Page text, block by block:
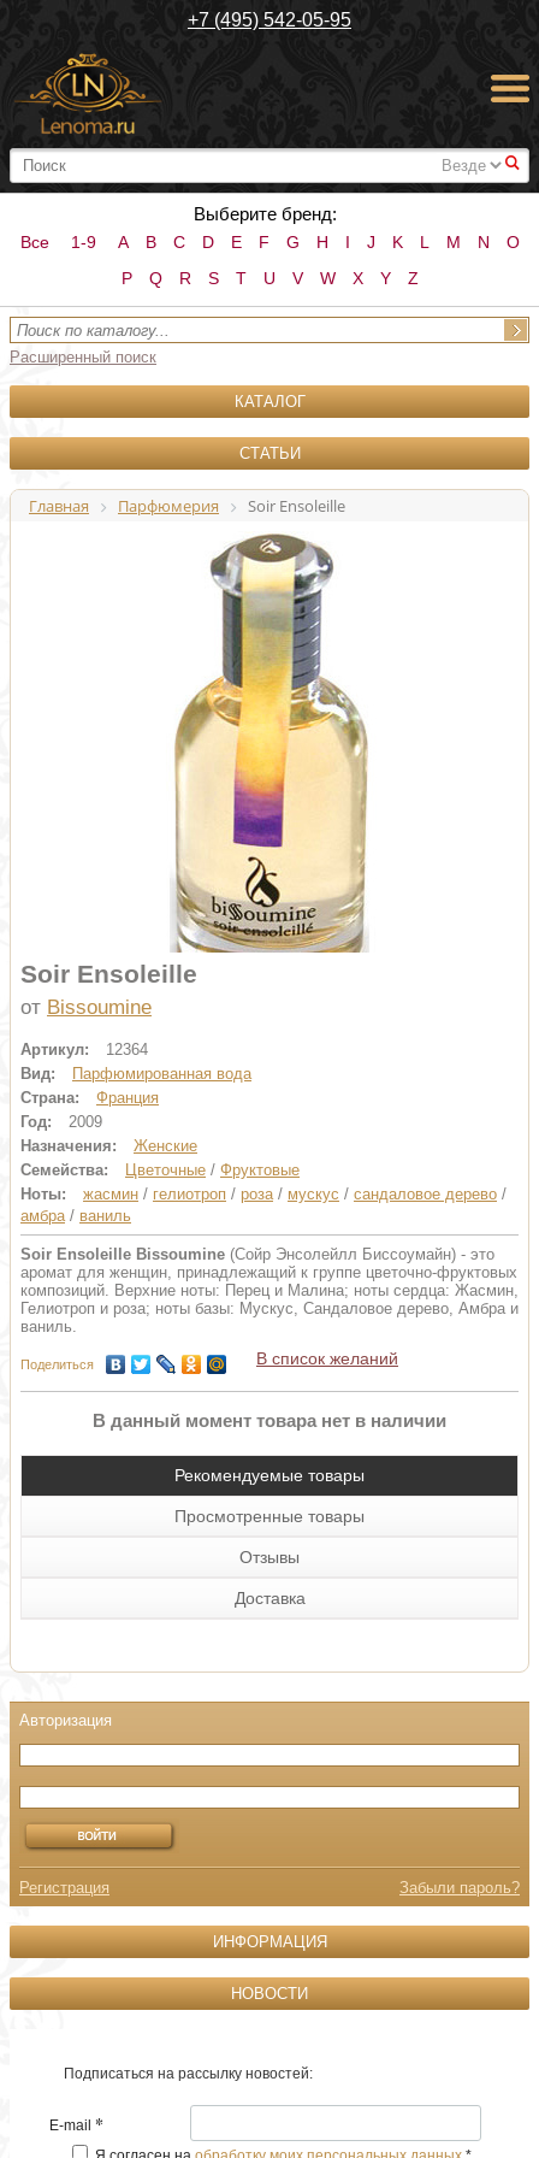
+7 (495) 542-05-95
#
Выберите бренд:
Все 1-9 A B C D E F G H I J K L M N
O
P
Q R S T U V W X Y Z
Расширенный поиск
КАТАЛОГ
СТАТЬИ
Главная Парфюмерия Soir Ensoleille
Soir Ensoleille
от Bissoumine
Артикул:
12364
Вид:
Парфюмированная вода
Страна:
Франция
Год:
2009
Назначения:
Женские
Семейства:
Цветочные / Фруктовые
Ноты:
жасмин / гелиотроп / роза/ мускус / сандаловое дерево /
амбра/ ваниль
Soir Ensoleille Bissoumine (Сойр Энсолейлл Биссоумайн) - это
аромат для женщин, принадлежащий к группе цветочно-фруктовых
композиций. Верхние ноты: Перец и Малина; ноты сердца: Жасмин,
Гелиотроп и роза; ноты базы: Мускус, Сандаловое дерево, Амбра и
ваниль.
Поделиться В список желаний
В данный момент товара нет в наличии
Рекомендуемые товары
Просмотренные товары
Отзывы
Доставка
Регистрация Забыли пароль?
ИНФОРМАЦИЯ
НОВОСТИ
Подписаться на рассылку новостей:
E-mail *